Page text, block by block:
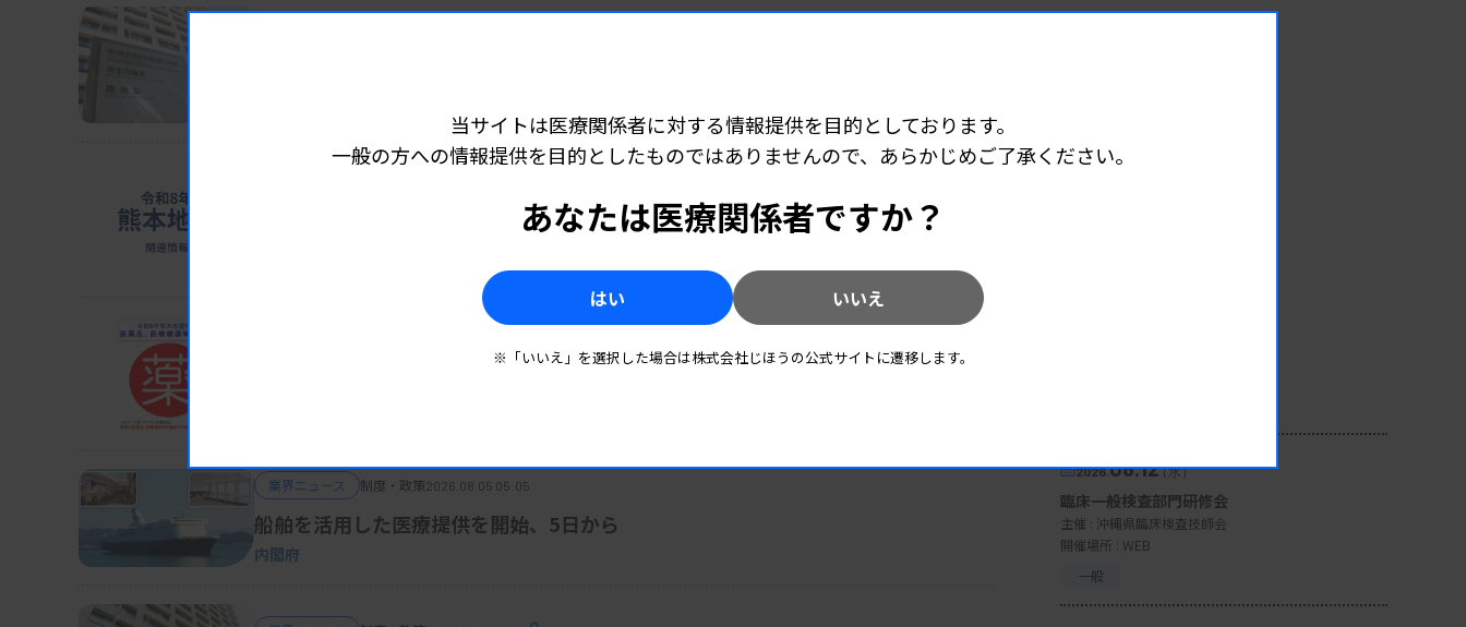
ホテル114カ所確保 避難所140カ所開設
業界ニュース 制度・政策2026.08.05 05:05
船舶を活用した医療提供を開始、5日から
内閣府
2026.08.12（水）
臨床一般検査部門研修会
主催 : 沖縄県臨床検査技師会
開催場所 : WEB
一般
当サイトは医療関係者に対する情報提供を目的としております。
一般の方への情報提供を目的としたものではありませんので、あらかじめご了承ください。
あなたは医療関係者ですか？
はい いいえ
※「いいえ」を選択した場合は株式会社じほうの公式サイトに遷移します。